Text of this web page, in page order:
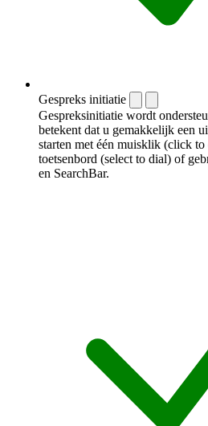
Gespreks initiatie
Gespreksinitiatie wordt
betekent dat u gemakkelijk een
starten met één muisklik (click
toetsenbord (select to dial) of
en SearchBar.